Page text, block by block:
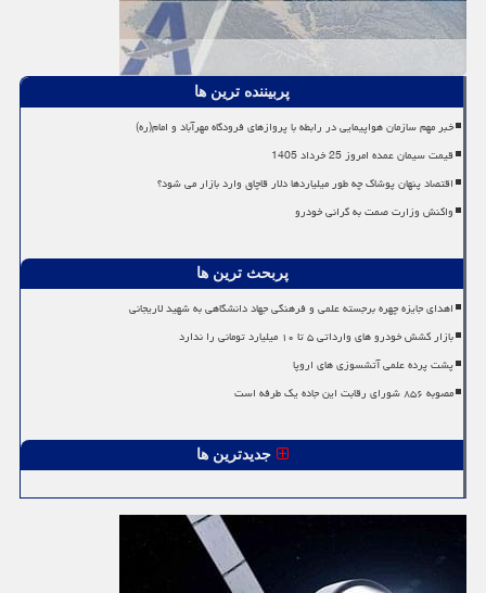
پربیننده ترین ها
خبر مهم سازمان هواپیمایی در رابطه با پروازهای فرودگاه مهرآباد و امام(ره)
قیمت سیمان عمده امروز 25 خرداد 1405
اقتصاد پنهان پوشاک چه طور میلیاردها دلار قاچاق وارد بازار می شود؟
واکنش وزارت صمت به گرانی خودرو
پربحث ترین ها
اهدای جایزه چهره برجسته علمی و فرهنگی جهاد دانشگاهی به شهید لاریجانی
بازار کشش خودرو های وارداتی ۵ تا ۱۰ میلیارد تومانی را ندارد
پشت پرده علمی آتشسوزی های اروپا
مصوبه ۸۵۶ شورای رقابت این جاده یک طرفه است
جدیدترین ها